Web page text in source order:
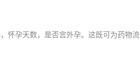
怀孕天数，是否宫外孕。这既可为药物流